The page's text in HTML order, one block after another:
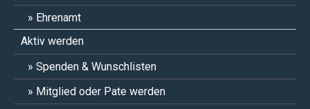
Ehrenamt
Aktiv werden
Spenden & Wunschlisten
Mitglied oder Pate werden